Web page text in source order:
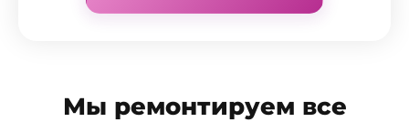
Мы ремонтируем все